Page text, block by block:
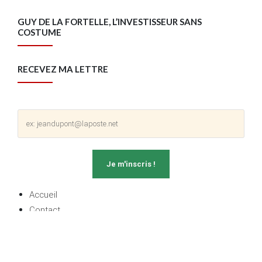
GUY DE LA FORTELLE, L’INVESTISSEUR SANS
COSTUME
RECEVEZ MA LETTRE
Accueil
Contact